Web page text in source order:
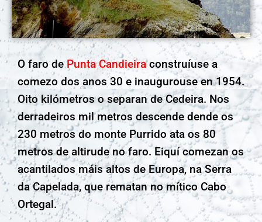
O faro dePunta Candieiraconstruíuse a
comezo dos anos 30 e inaugurouse en 1954.
Oito kilómetros o separan de Cedeira. Nos
derradeiros mil metros descende dende os
230 metros do monte Purrido ata os 80
metros de altirude no faro. Eiquí comezan os
acantilados máis altos de Europa, na Serra
da Capelada, que rematan no mítico Cabo
Ortegal.